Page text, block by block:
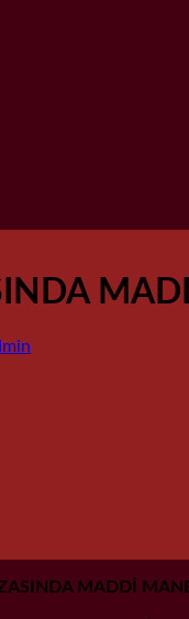
MADDİ